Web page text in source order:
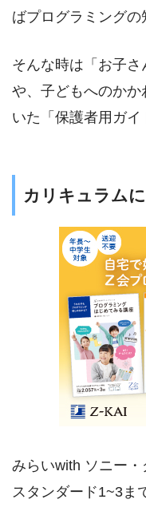
ばプログラミングの
そんな時は「お子
や、子どもへのか
いた「保護者用ガイ
カリキュラム
みらいwith ソニー
スタンダード1~3ま